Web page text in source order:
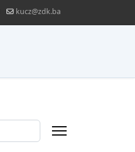
kucz@zdk.ba